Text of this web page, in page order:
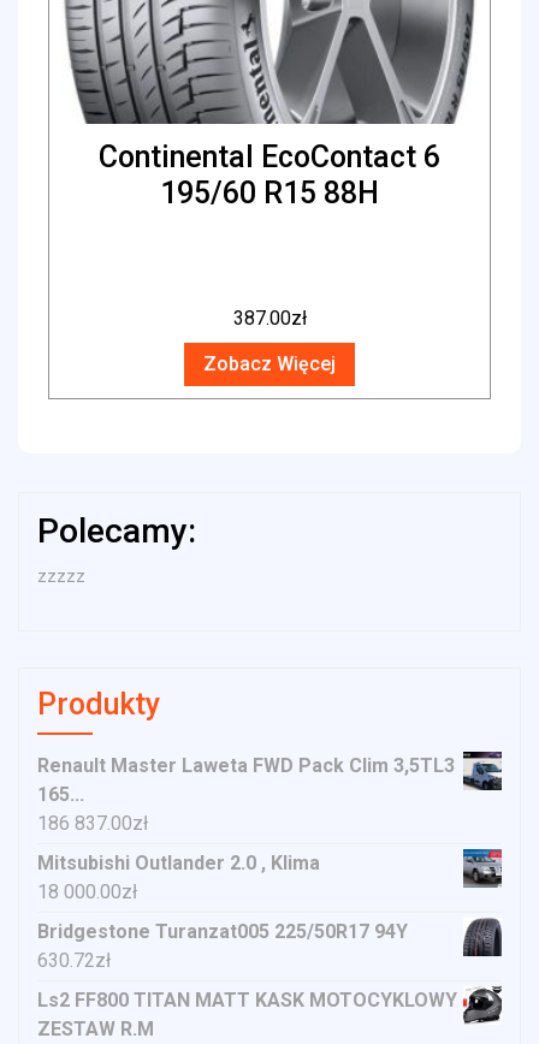
Continental EcoContact 6
195/60 R15 88H
387.00zł
Zobacz Więcej
Polecamy:
zzzzz
Produkty
Renault Master Laweta FWD Pack Clim 3,5TL3
165...
186 837.00zł
Mitsubishi Outlander 2.0 , Klima
18 000.00zł
Bridgestone Turanzat005 225/50R17 94Y
630.72zł
Ls2 FF800 TITAN MATT KASK MOTOCYKLOWY
ZESTAW R.M